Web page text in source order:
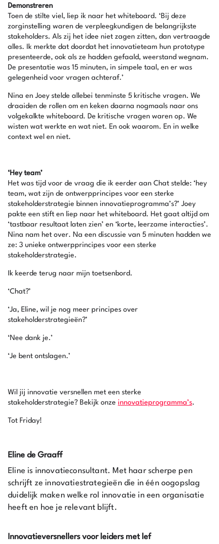
Demonstreren
Toen de stilte viel, liep ik naar het whiteboard. ‘Bij deze
zorginstelling waren de verpleegkundigen de belangrijkste
stakeholders. Als zij het idee niet zagen zitten, dan vertraagde
alles. Ik merkte dat doordat het innovatieteam hun prototype
presenteerde, ook als ze hadden gefaald, weerstand wegnam.
De presentatie was 15 minuten, in simpele taal, en er was
gelegenheid voor vragen achteraf.’
Nina en Joey stelde allebei tenminste 5 kritische vragen. We
draaiden de rollen om en keken daarna nogmaals naar ons
volgekalkte whiteboard. De kritische vragen waren op. We
wisten wat werkte en wat niet. En ook waarom. En in welke
context wel en niet.
‘Hey team’
Het was tijd voor de vraag die ik eerder aan Chat stelde: ‘hey
team, wat zijn de ontwerpprincipes voor een sterke
stakeholderstrategie binnen innovatieprogramma’s?’ Joey
pakte een stift en liep naar het whiteboard. Het gaat altijd om
‘tastbaar resultaat laten zien’ en ‘korte, leerzame interacties’.
Nina nam het over. Na een discussie van 5 minuten hadden we
ze: 3 unieke ontwerpprincipes voor een sterke
stakeholderstrategie.
Ik keerde terug naar mijn toetsenbord.
‘Chat?’
‘Ja, Eline, wil je nog meer principes over
stakeholderstrategieën?’
‘Nee dank je.’
‘Je bent ontslagen.’
Wil jij innovatie versnellen met een sterke
stakeholderstrategie? Bekijk onze innovatieprogramma’s.
Tot Friday!
Eline de Graaff
Eline is innovatieconsultant. Met haar scherpe pen
schrijft ze innovatiestrategieën die in één oogopslag
duidelijk maken welke rol innovatie in een organisatie
heeft en hoe je relevant blijft.
Innovatieversnellers voor leiders met lef